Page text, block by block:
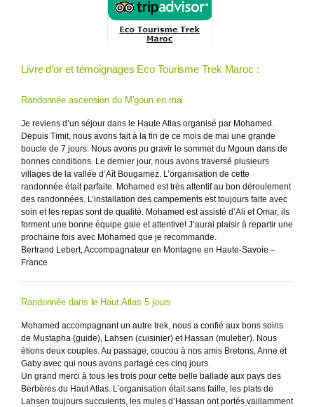
Livre d’or et témoignages Eco Tourisme Trek Maroc :
Randonnée ascension du M’goun en mai
Je reviens d’un séjour dans le Haute Atlas organisé par Mohamed.
Depuis Timit, nous avons fait à la fin de ce mois de mai une grande
boucle de 7 jours. Nous avons pu gravir le sommet du Mgoun dans de
bonnes conditions. Le dernier jour, nous avons traversé plusieurs
villages de la vallée d’Aît Bougamez. L’organisation de cette
randonnée était parfaite. Mohamed est très attentif au bon déroulement
des randonnées. L’installation des campements est toujours faite avec
soin et les repas sont de qualité. Mohamed est assisté d’Ali et Omar, ils
forment une bonne équipe gaie et attentive! J’aurai plaisir à repartir une
prochaine fois avec Mohamed que je recommande.
Bertrand Lebert, Accompagnateur en Montagne en Haute-Savoie –
France
Randonnée dans le Haut Atlas 5 jours
Mohamed accompagnant un autre trek, nous a confié aux bons soins
de Mustapha (guide), Lahsen (cuisinier) et Hassan (muletier). Nous
étions deux couples. Au passage, coucou à nos amis Bretons, Anne et
Gaby avec qui nous avons partagé ces cinq jours.
Un grand merci à tous les trois pour cette belle ballade aux pays des
Berbères du Haut Atlas. L’organisation était sans faille, les plats de
Lahsen toujours succulents, les mules d’Hassan ont portés vaillamment